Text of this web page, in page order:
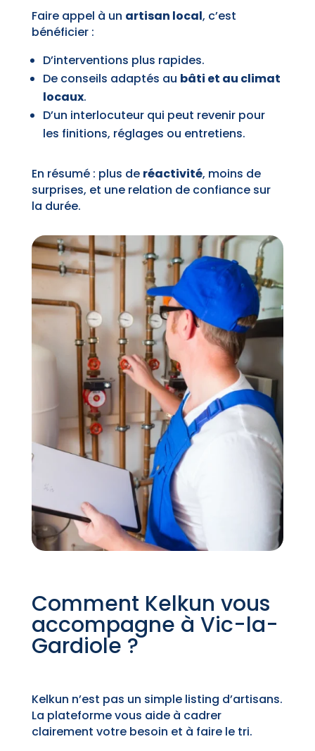
Faire appel à un artisan local, c’est
bénéficier :
D’interventions plus rapides.
De conseils adaptés au bâti et au climat
locaux.
D’un interlocuteur qui peut revenir pour
les finitions, réglages ou entretiens.
En résumé : plus de réactivité, moins de
surprises, et une relation de confiance sur
la durée.
Comment Kelkun vous
accompagne à Vic-la-
Gardiole ?
Kelkun n’est pas un simple listing d’artisans.
La plateforme vous aide à cadrer
clairement votre besoin et à faire le tri.